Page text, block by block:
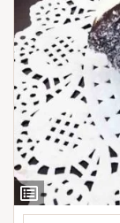
Ingredienti